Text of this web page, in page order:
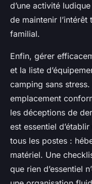
d’une activité
de maintenir
familial.
Enfin, gérer
et la liste
camping sans
emplacement
les déceptions de
est essentiel
tous les postes :
matériel. Une
que rien d’essentiel